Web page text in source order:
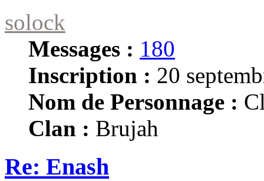
solock
Messages : 180
Inscription : 20
Nom de Personnage :
Clan : Brujah
Re: Enash